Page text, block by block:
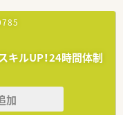
も月間平均10時間～15
スを保つ事ができる職場
ても働きやすい環境で
和気あいあいとした雰囲
キルUP！24時間体制
加